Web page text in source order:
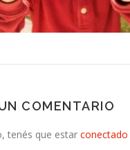
COMENTARIO
tenés que estar conectado